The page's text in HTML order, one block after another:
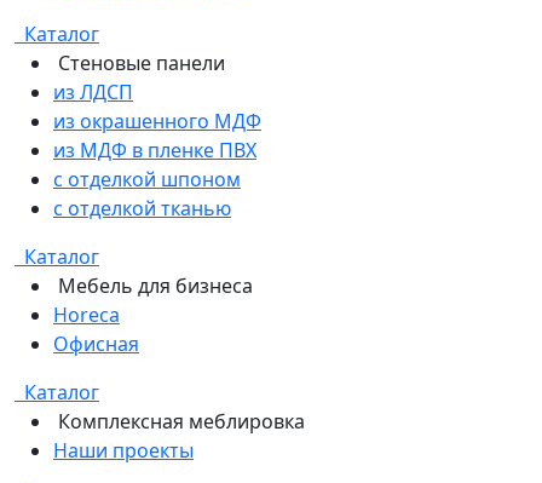
Каталог
Стеновые панели
из ЛДСП
из окрашенного МДФ
из МДФ в пленке ПВХ
с отделкой шпоном
с отделкой тканью
Каталог
Мебель для бизнеса
Horeca
Офисная
Каталог
Комплексная меблировка
Наши проекты